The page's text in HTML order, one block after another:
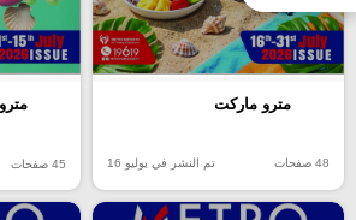
مترو ماركت
48 صفحات تم النشر في يوليو 16 45 صفحات